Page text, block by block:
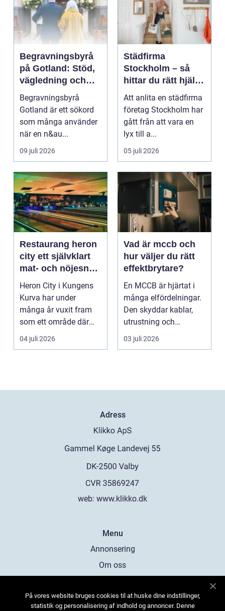
Begravningsbyrå
på Gotland: Stöd,
vägledning och
trygga val
Begravningsbyrå
Gotland är ett sökord
som många använder
när en n&au...
09 juli 2026
Städfirma
Stockholm – så
hittar du rätt hjälp
för hem och
företag
Att anlita en städfirma
företag Stockholm har
gått från att vara en
lyx till a...
05 juli 2026
Restaurang heron
city ett självklart
mat- och nöjesnav
i kungens kurva
Heron City i Kungens
Kurva har under
många år vuxit fram
som ett område där
mat, bio, shopping och
a...
04 juli 2026
Vad är mccb och
hur väljer du rätt
effektbrytare?
En MCCB är hjärtat i
många elfördelningar.
Den skyddar kablar,
utrustning och
människor mot
överlast...
03 juli 2026
Adress
web: www.klikko.dk
Menu
Annonsering
Om oss
Kontakta oss
På vores website bruges cookies til at huske dine indstillinger,
statistik og personalisering af indhold og annoncer. Denne